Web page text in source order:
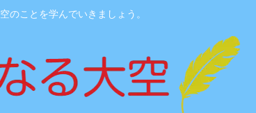
空のことを学んでいきましょう。